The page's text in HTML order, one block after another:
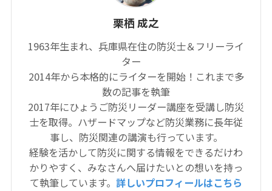
栗栖 成之
1963年生まれ、兵庫県在住の防災士＆フリーライ
ター
2014年から本格的にライターを開始！これまで多
数の記事を執筆
2017年にひょうご防災リーダー講座を受講し防災
士を取得。ハザードマップなど防災業務に長年従
事し、防災関連の講演も行っています。
経験を活かして防災に関する情報をできるだけわ
かりやすく、みなさんへ届けたいとの想いを持っ
て執筆しています。 詳しいプロフィールはこちら